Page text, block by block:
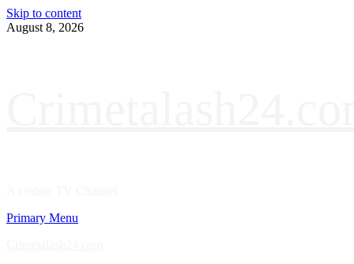
Skip to content
August 8, 2026
Primary Menu